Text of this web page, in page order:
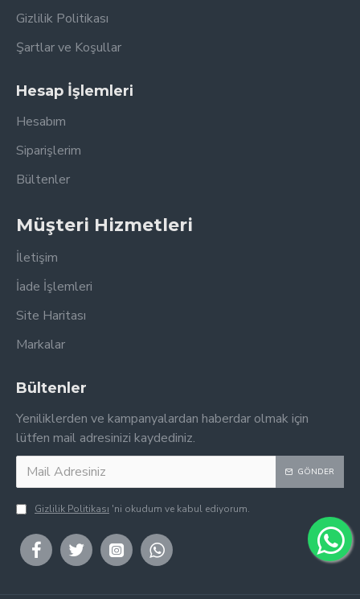
Gizlilik Politikası
Şartlar ve Koşullar
Hesap İşlemleri
Hesabım
Siparişlerim
Bültenler
Müşteri Hizmetleri
İletişim
İade İşlemleri
Site Haritası
Markalar
Bültenler
Yeniliklerden ve kampanyalardan haberdar olmak için
lütfen mail adresinizi kaydediniz.
GÖNDER
Gizlilik Politikası 'ni okudum ve kabul ediyorum.